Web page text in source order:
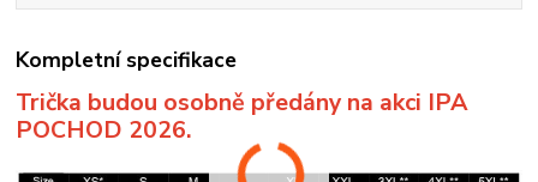
Kompletní specifikace
Trička budou osobně předány na akci IPA
POCHOD 2026.